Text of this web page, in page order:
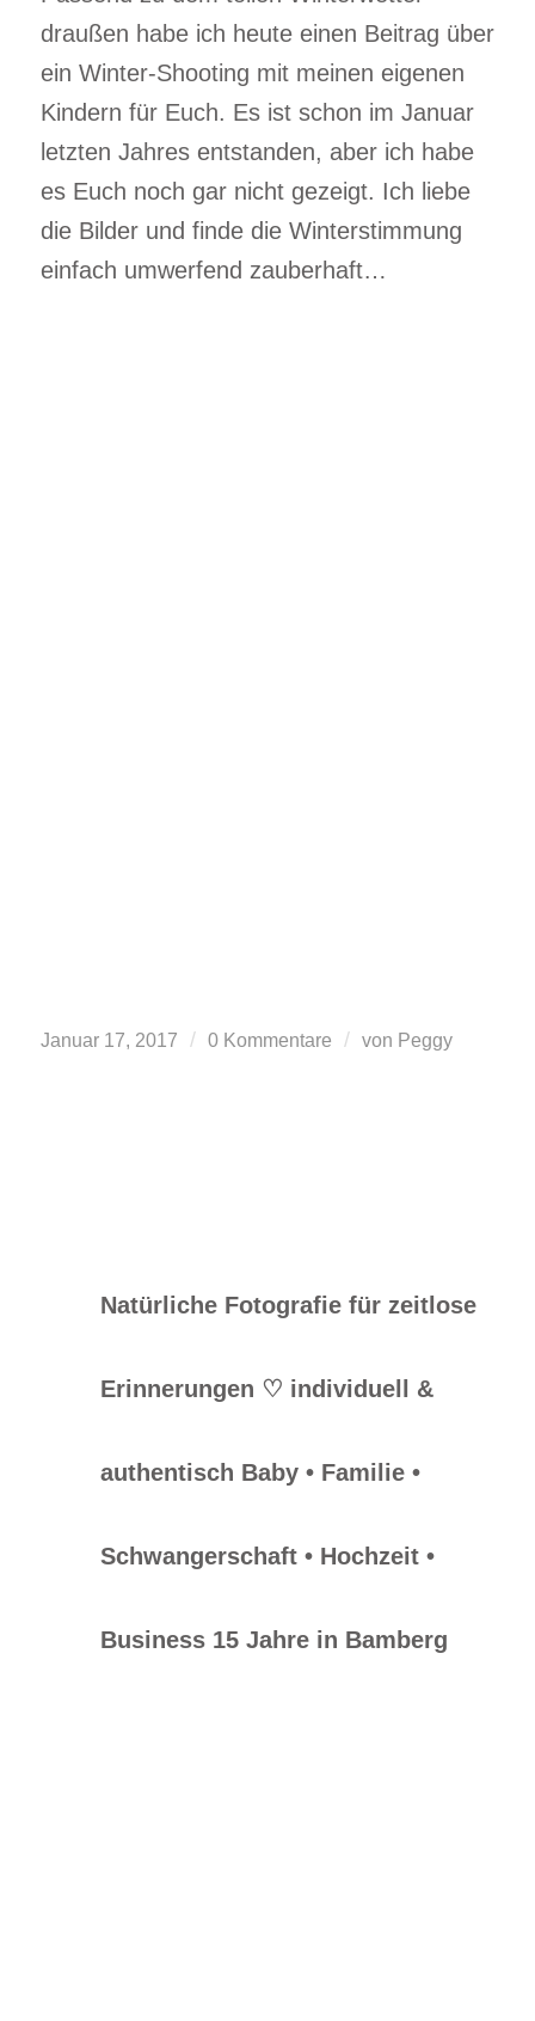
draußen habe ich heute einen Beitrag über
ein Winter-Shooting mit meinen eigenen
Kindern für Euch. Es ist schon im Januar
letzten Jahres entstanden, aber ich habe
es Euch noch gar nicht gezeigt. Ich liebe
die Bilder und finde die Winterstimmung
einfach umwerfend zauberhaft…
Januar 17, 2017 / 0 Kommentare / von Peggy
Natürliche Fotografie für zeitlose
Erinnerungen ♡ individuell &
authentisch Baby • Familie •
Schwangerschaft • Hochzeit •
Business15 Jahre in Bamberg